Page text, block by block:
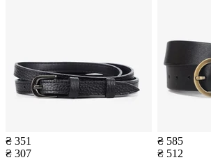
₴ 351
₴ 307
₴ 585
₴ 512